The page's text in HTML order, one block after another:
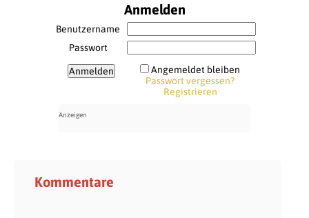
Anmelden
Benutzername
Passwort
Angemeldet bleiben
Passwort vergessen?
Registrieren
Kommentare